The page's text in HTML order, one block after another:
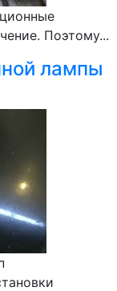
Поэтому...
лампы